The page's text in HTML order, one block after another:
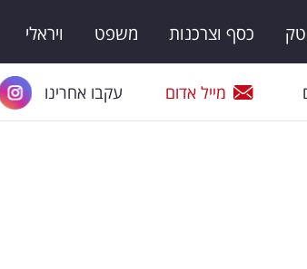
כסף וצרכנות משפט ויראלי
מייל אדום עקבו אחרינו